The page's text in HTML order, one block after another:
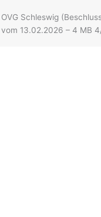
OVG Schleswig
vom 13.02.2026 – 4 MB